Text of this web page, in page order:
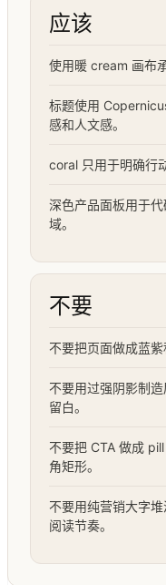
应该
使用暖 cream 画布
标题使用
感和人文感。
coral 只用于明确行
深色产品面板用于
域。
不要
不要把页面做成蓝
不要用过强阴影制
留白。
不要把 CTA 做成
角矩形。
不要用纯营销大字
阅读节奏。